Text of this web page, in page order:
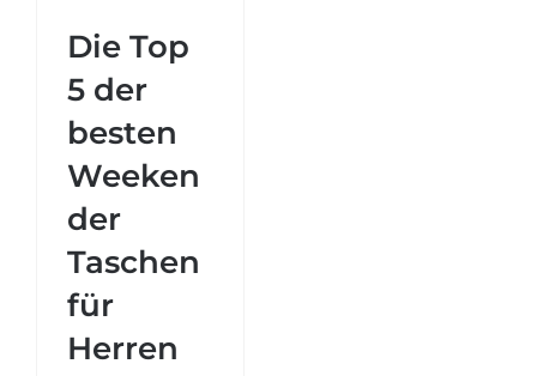
besten
Weekender
Taschen für
Herren
Die Top
5 der
besten
Weeken
der
Taschen
für
Herren